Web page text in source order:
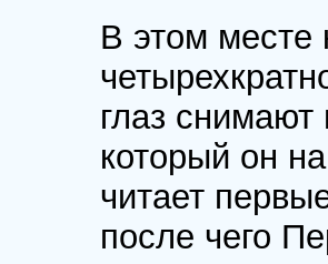
В этом месте
глаз снимают
который он
читает
после чего